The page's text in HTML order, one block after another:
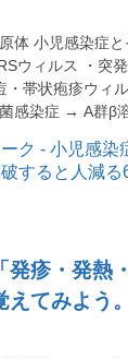
体 小児感染症
ウィルス ・突
・帯状疱疹ウィ
感染症 → A群
疹・発熱
てみよう。